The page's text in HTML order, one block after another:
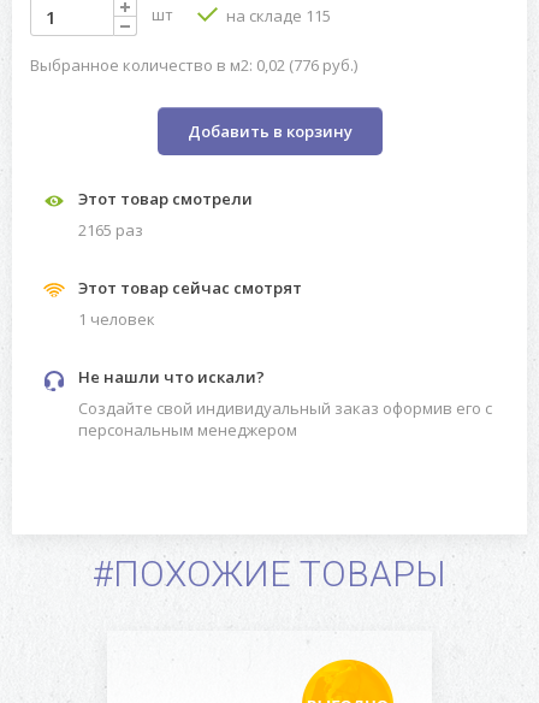
шт на складе 115
Выбранное количество в м2: 0,02 (776 руб.)
Добавить в корзину
Этот товар смотрели
2165 раз
Этот товар сейчас смотрят
1 человек
Не нашли что искали?
Создайте свой индивидуальный заказ оформив его с
персональным менеджером
#ПОХОЖИЕ ТОВАРЫ